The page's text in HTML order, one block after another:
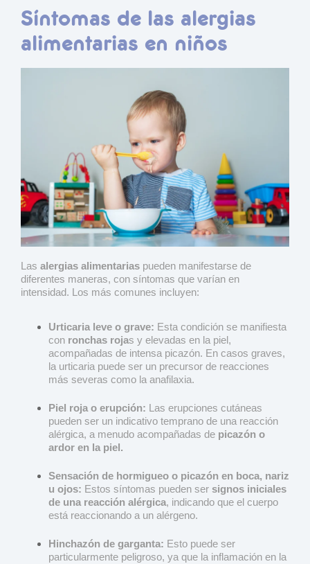
Síntomas de las alergias
alimentarias en niños
Las alergias alimentarias pueden manifestarse de
diferentes maneras, con síntomas que varían en
intensidad. Los más comunes incluyen:
Urticaria leve o grave: Esta condición se manifiesta
con ronchas rojas y elevadas en la piel,
acompañadas de intensa picazón. En casos graves,
la urticaria puede ser un precursor de reacciones
más severas como la anafilaxia.
Piel roja o erupción: Las erupciones cutáneas
pueden ser un indicativo temprano de una reacción
alérgica, a menudo acompañadas de picazón o
ardor en la piel.
Sensación de hormigueo o picazón en boca, nariz
u ojos: Estos síntomas pueden ser signos iniciales
de una reacción alérgica, indicando que el cuerpo
está reaccionando a un alérgeno.
Hinchazón de garganta: Esto puede ser
particularmente peligroso, ya que la inflamación en la